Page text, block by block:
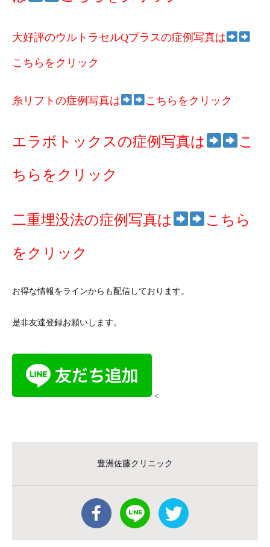
大好評のウルトラセルQプラスの症例写真は
こちらをクリック
糸リフトの症例写真は こちらをクリック
エラボトックスの症例写真は こ
ちらをクリック
二重埋没法の症例写真は こちら
をクリック
お得な情報をラインからも配信しております。
是非友達登録お願いします。
<
豊洲佐藤クリニック